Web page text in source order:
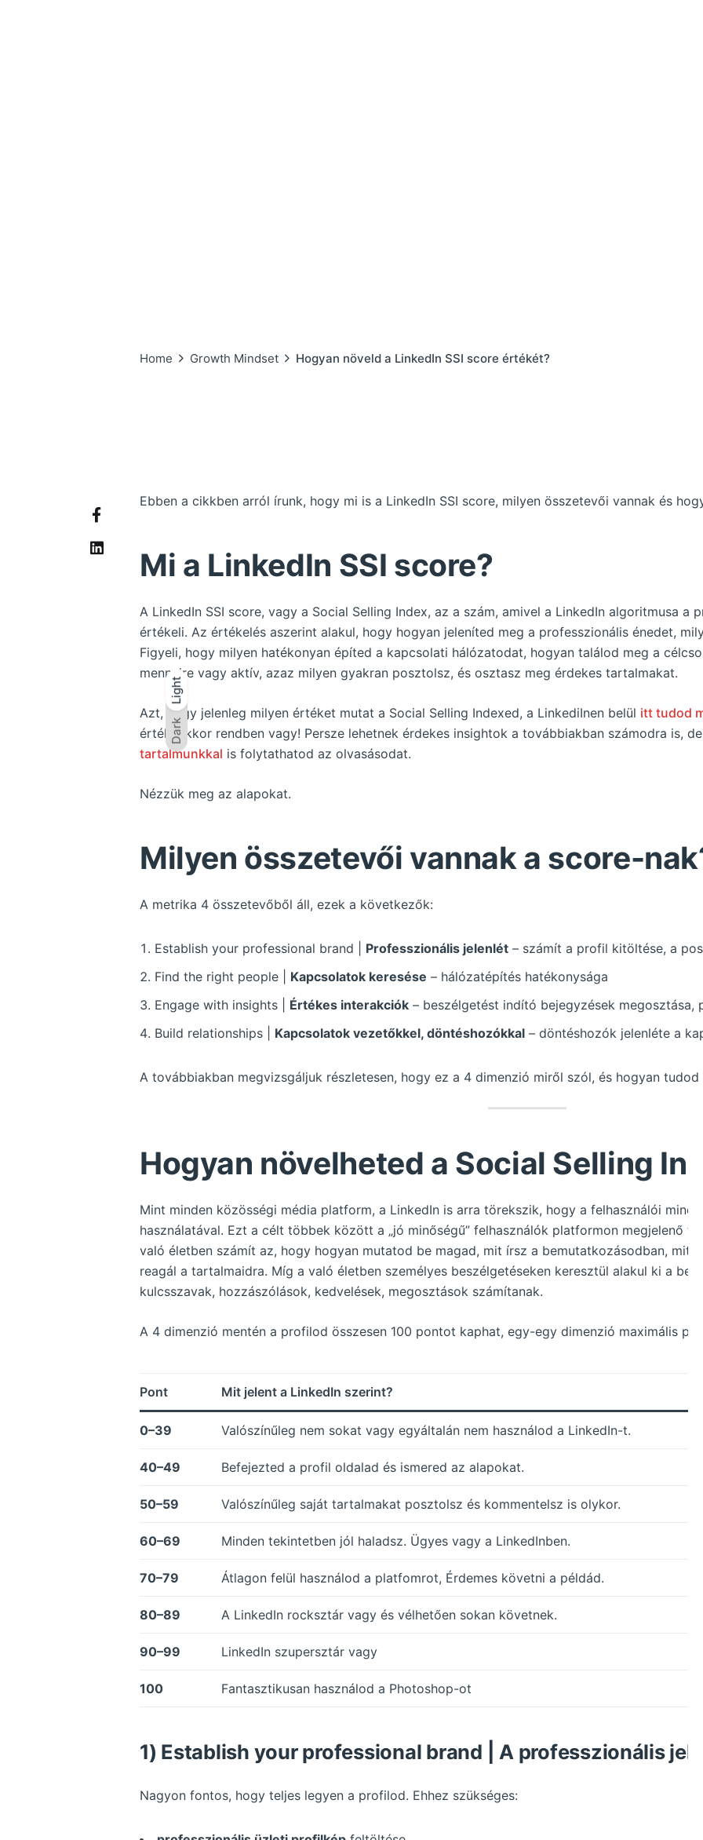
Dark
Light
Dark
Light
Home Growth Mindset Hogyan növeld a LinkedIn SSI score értékét?
Ebben a cikkben arról írunk, hogy mi is a LinkedIn SSI score, milyen összetevői vannak és
Mi a LinkedIn SSI score?
A LinkedIn SSI score, vagy a Social Selling Index, az a szám, amivel a LinkedIn algoritmusa a
értékeli. Az értékelés aszerint alakul, hogy hogyan jeleníted meg a professzionális énedet,
Figyeli, hogy milyen hatékonyan építed a kapcsolati hálózatodat, hogyan találod meg a
mennyire vagy aktív, azaz milyen gyakran posztolsz, és osztasz meg érdekes tartalmakat.
Azt, hogy jelenleg milyen értéket mutat a Social Selling Indexed, a LinkediInen belül itt tudod
érték, akkor rendben vagy! Persze lehetnek érdekes insightok a továbbiakban számodra is,
tartalmunkkal is folytathatod az olvasásodat.
Nézzük meg az alapokat.
Milyen összetevői vannak a score-
A metrika 4 összetevőből áll, ezek a következők:
Establish your professional brand | Professzionális jelenlét – számít a profil kitöltése, a
Find the right people | Kapcsolatok keresése – hálózatépítés hatékonysága
Engage with insights | Értékes interakciók – beszélgetést indító bejegyzések megosztása,
Build relationships | Kapcsolatok vezetőkkel, döntéshozókkal – döntéshozók jelenléte a
A továbbiakban megvizsgáljuk részletesen, hogy ez a 4 dimenzió miről szól, és hogyan
Hogyan növelheted a Social Selling
Mint minden közösségi média platform, a LinkedIn is arra törekszik, hogy a felhasználói
használatával. Ezt a célt többek között a „jó minőségű” felhasználók platformon megjelenő
való életben számít az, hogy hogyan mutatod be magad, mit írsz a bemutatkozásodban, mit
reagál a tartalmaidra. Míg a való életben személyes beszélgetéseken keresztül alakul ki a
kulcsszavak, hozzászólások, kedvelések, megosztások számítanak.
A 4 dimenzió mentén a profilod összesen 100 pontot kaphat, egy-egy dimenzió maximális
Pont Mit jelent a LinkedIn szerint?
0–39 Valószínűleg nem sokat vagy egyáltalán nem használod a LinkedIn-t.
40–49 Befejezted a profil oldalad és ismered az alapokat.
50–59 Valószínűleg saját tartalmakat posztolsz és kommentelsz is olykor.
60–69 Minden tekintetben jól haladsz. Ügyes vagy a LinkedInben.
70–79 Átlagon felül használod a platfomrot, Érdemes követni a példád.
80–89 A LinkedIn rocksztár vagy és vélhetően sokan követnek.
90–99 LinkedIn szupersztár vagy
100 Fantasztikusan használod a Photoshop-ot
1) Establish your professional brand | A professzionális
Nagyon fontos, hogy teljes legyen a profilod. Ehhez szükséges: